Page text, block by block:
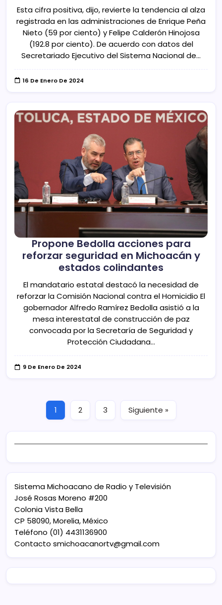
Esta cifra positiva, dijo, revierte la tendencia al alza
registrada en las administraciones de Enrique Peña
Nieto (59 por ciento) y Felipe Calderón Hinojosa
(192.8 por ciento). De acuerdo con datos del
Secretariado Ejecutivo del Sistema Nacional de…
16 De Enero De 2024
Propone Bedolla acciones para
reforzar seguridad en Michoacán y
estados colindantes
El mandatario estatal destacó la necesidad de
reforzar la Comisión Nacional contra el Homicidio El
gobernador Alfredo Ramírez Bedolla asistió a la
mesa interestatal de construcción de paz
convocada por la Secretaría de Seguridad y
Protección Ciudadana…
9 De Enero De 2024
1 2 3 Siguiente »
Sistema Michoacano de Radio y Televisión
José Rosas Moreno #200
Colonia Vista Bella
CP 58090, Morelia, México
Teléfono (01) 4431136900
Contacto smichoacanortv@gmail.com